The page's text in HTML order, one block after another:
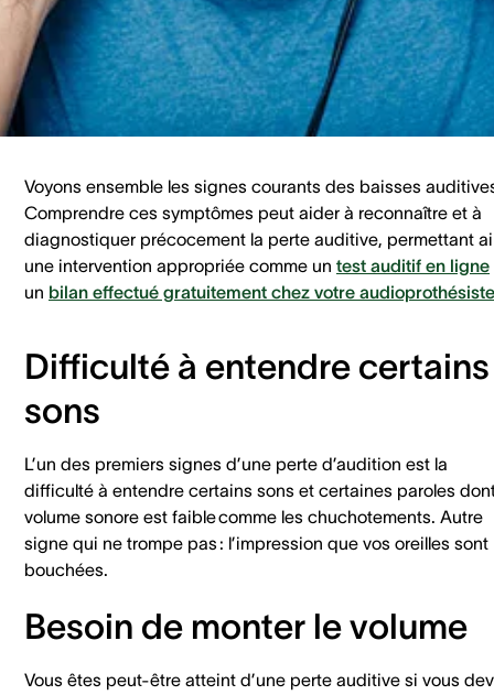
Les symptômes de la
d’audition
Voyons ensemble les signes courants des baisses
Comprendre ces symptômes peut aider à reconnaître et à
diagnostiquer précocement la perte auditive, permettant
une intervention appropriée comme un test auditif en ligne
un bilan effectué gratuitement chez votre audioprothésiste
Difficulté à entendre certains
sons
L’un des premiers signes d’une perte d’audition est la
difficulté à entendre certains sons et certaines paroles
volume sonore est faible comme les chuchotements. Autre
signe qui ne trompe pas : l’impression que vos oreilles sont
bouchées.
Besoin de monter le volume
Vous êtes peut-être atteint d’une perte auditive si vous